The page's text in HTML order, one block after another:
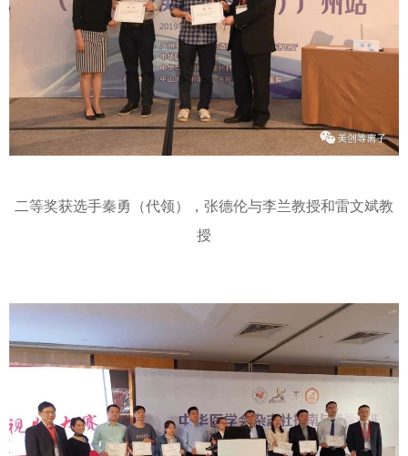
二等奖获选手秦勇（代领），张德伦与李兰教授和雷文斌教
授